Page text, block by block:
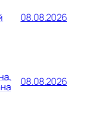
08.08.2026
08.08.2026